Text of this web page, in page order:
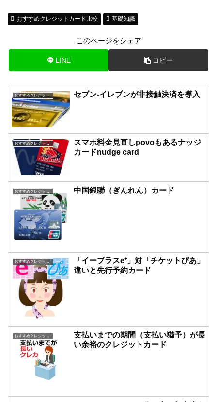
おすすめクレジットカード比較 基礎知識
このページをシェア
LINE コピー
おすすめクレジットカード比較 セブン-イレブンが非接触決済を導入
スマホ料金見直しpovoもあるナッジ
カードnudge card
中国銀聯（ぎんれん）カード
「イープラスe⁺」対「チケットぴあ」
違いと先行予約カード
おすすめクレジットカード比較
支払いまでの期間（支払い猶予）が長
い余裕のクレジットカード